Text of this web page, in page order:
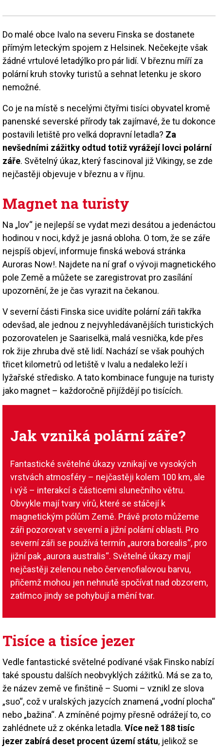
Do malé obce Ivalo na severu Finska se dostanete
přímým leteckým spojem z Helsinek. Nečekejte však
žádné vrtulové letadýlko pro pár lidí. V březnu míří za
polární kruh stovky turistů a sehnat letenku je skoro
nemožné.
Co je na místě s necelými čtyřmi tisíci obyvatel kromě
panenské severské přírody tak zajímavé, že tu dokonce
postavili letiště pro velká dopravní letadla? Za
nevšedními zážitky odtud totiž vyrážejí lovci polární
záře. Světelný úkaz, který fascinoval již Vikingy, se zde
nejčastěji objevuje v březnu a v říjnu.
Magnet na turisty
Na „lov“ je nejlepší se vydat mezi desátou a jedenáctou
hodinou v noci, když je jasná obloha. O tom, že se záře
nejspíš objeví, informuje finská webová stránka
Auroras Now!. Najdete na ní graf o vývoji magnetického
pole Země a můžete se zaregistrovat pro zasílání
upozornění, že je čas vyrazit na čekanou.
V severní části Finska sice uvidíte polární záři takřka
odevšad, ale jednou z nejvyhledávanějších turistických
pozorovatelen je Saariselkä, malá vesnička, kde přes
rok žije zhruba dvě stě lidí. Nachází se však pouhých
třicet kilometrů od letiště v Ivalu a nedaleko leží i
lyžařské středisko. A tato kombinace funguje na turisty
jako magnet – každoročně přijíždějí po tisících.
Jak vzniká polární záře?
Fantastické světelné úkazy vznikají ve vysokých
vrstvách atmosféry – nejčastěji kolem 100 km, ale
i výš – interakcí s částicemi slunečního větru.
Obvykle mají tvary vírů, které se stáčejí k
magnetickým pólům Země. Právě proto můžeme
záři pozorovat v severní a jižní polární oblasti. Pro
severní záři se používá termín „aurora borealis“, pro
jižní pak „aurora australis“. Světelné úkazy mají
nejčastěji zelenou nebo červenofialovou barvu,
přičemž mohou jen nehnutě spočívat nad obzorem,
zatímco jindy se pohybují a mění tvar.
Tisíce a tisíce jezer
Vedle fantastické světelné podívané však Finsko nabízí
také spoustu dalších neobvyklých zážitků. Má se za to,
že název země ve finštině – Suomi – vznikl ze slova
„suo“, což v uralských jazycích znamená „vodní plocha“
nebo „bažina“. A zmíněné pojmy přesně odrážejí to, co
zahlédnete už z okénka letadla. Více než 188 tisíc
jezer zabírá deset procent území státu, jelikož se